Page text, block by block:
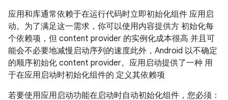
应用和库通常依赖于在运行代码时立即初始化组件 应用启
动。为了满足这一需求，你可以使用内容提供方 初始化每
个依赖项，但 content provider 的实例化成本很高 并且可
能会不必要地减慢启动序列的速度此外，Android 以不确定
的顺序初始化 content provider。应用启动提供了一种 用
于在应用启动时初始化组件的 定义其依赖项
若要使用应用启动功能在启动时自动初始化组件，您必须：